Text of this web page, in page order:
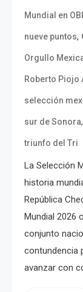
Mundial en
nueve puntos,
Orgullo
Roberto Piojo
selección
sur de Sonora,
triunfo del Tri
La Selección
historia
República
Mundial 2026
conjunto
contundencia
avanzar con